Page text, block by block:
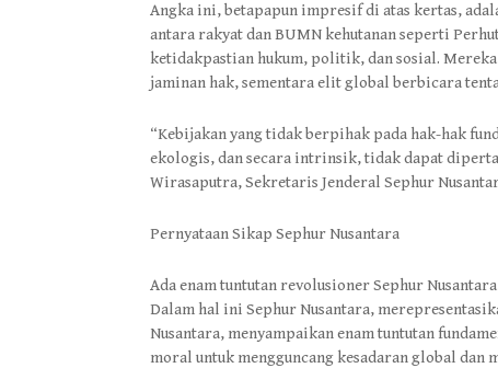
Angka ini, betapapun impresif di atas kertas,
antara rakyat dan BUMN kehutanan seperti
ketidakpastian hukum, politik, dan sosial.
jaminan hak, sementara elit global berbicara
“Kebijakan yang tidak berpihak pada hak-hak
ekologis, dan secara intrinsik, tidak dapat
Wirasaputra, Sekretaris Jenderal Sephur
Pernyataan Sikap Sephur Nusantara
Ada enam tuntutan revolusioner Sephur
Dalam hal ini Sephur Nusantara,
Nusantara, menyampaikan enam tuntutan
moral untuk mengguncang kesadaran global